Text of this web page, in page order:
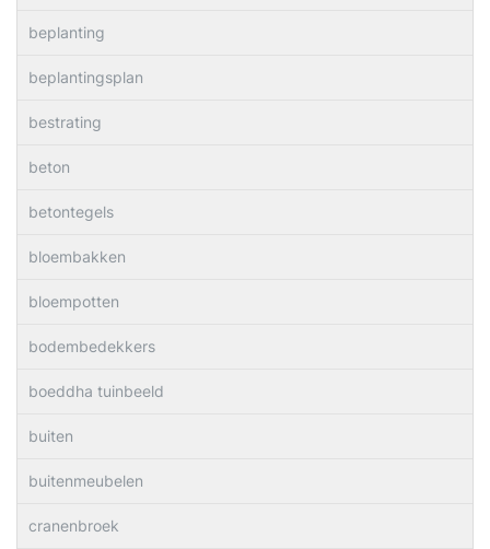
beplanting
beplantingsplan
bestrating
beton
betontegels
bloembakken
bloempotten
bodembedekkers
boeddha tuinbeeld
buiten
buitenmeubelen
cranenbroek